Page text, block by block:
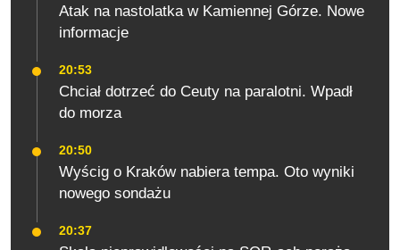
Atak na nastolatka w Kamiennej Górze. Nowe
informacje
20:53
Chciał dotrzeć do Ceuty na paralotni. Wpadł
do morza
20:50
Wyścig o Kraków nabiera tempa. Oto wyniki
nowego sondażu
20:37